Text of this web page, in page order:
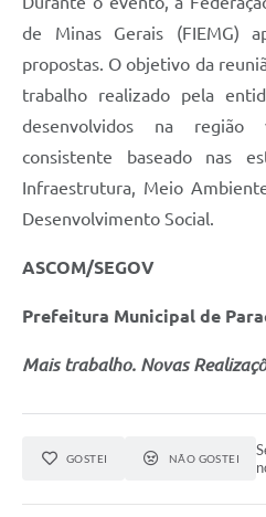
de Minas Gerais (FIEMG)
propostas. O objetivo da
trabalho realizado pela
desenvolvidos na região
consistente baseado nas
Infraestrutura, Meio
Desenvolvimento Social.
ASCOM/SEGOV
Prefeitura Municipal de
Mais trabalho. Novas
GOSTEI NÃO GOSTEI